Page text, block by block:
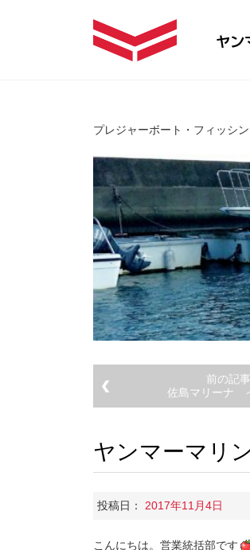
プレジャーボート・フィッシ
前の記
佐島マリーナ
ヤンマーマリ
投稿日： 2017年11月4日
こんにちは。営業統括部です